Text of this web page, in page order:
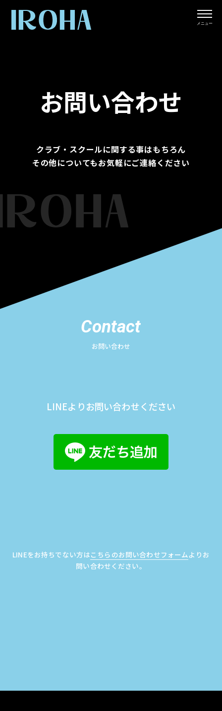
メニュー
お問い合わせ
クラブ・スクールに関する事はもちろん
その他についてもお気軽にご連絡ください
Contact
お問い合わせ
LINEよりお問い合わせください
LINEをお持ちでない方はこちらのお問い合わせフォームよりお
問い合わせください。